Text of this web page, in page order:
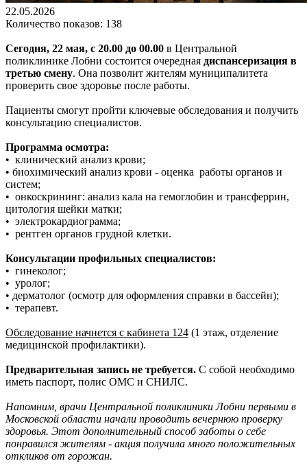
22.05.2026
Количество показов: 138
Сегодня, 22 мая, с 20.00 до 00.00 в Центральной
поликлинике Лобни состоится очередная диспансеризация в
третью смену. Она позволит жителям муниципалитета
проверить свое здоровье после работы.
Пациенты смогут пройти ключевые обследования и получить
консультацию специалистов.
Программа осмотра:
• клинический анализ крови;
• биохимический анализ крови - оценка работы органов и
систем;
• онкоскрининг: анализ кала на гемоглобин и трансферрин,
цитология шейки матки;
• электрокардиограмма;
• рентген органов грудной клетки.
Консультации профильных специалистов:
• гинеколог;
• уролог;
• дерматолог (осмотр для оформления справки в бассейн);
• терапевт.
Обследование начнется с кабинета 124 (1 этаж, отделение
медицинской профилактики).
Предварительная запись не требуется. С собой необходимо
иметь паспорт, полис ОМС и СНИЛС.
Напомним, врачи Центральной поликлиники Лобни первыми в
Московской области начали проводить вечернюю проверку
здоровья. Этот дополнительный способ заботы о себе
понравился жителям - акция получила много положительных
откликов от горожан.